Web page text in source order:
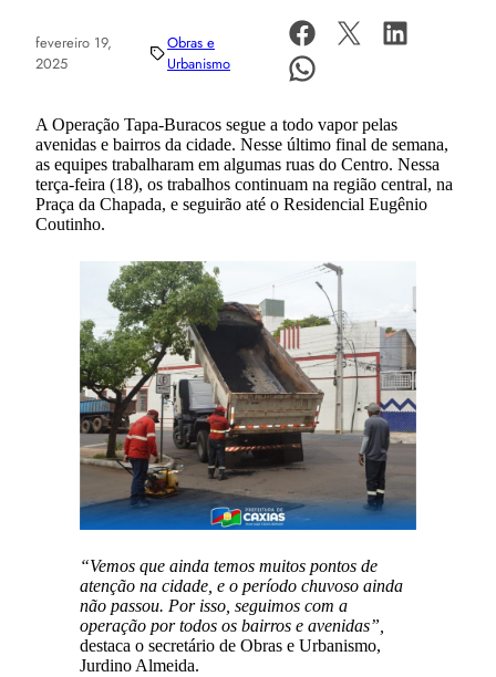
fevereiro 19,
2025
Obras e
Urbanismo
A Operação Tapa-Buracos segue a todo vapor pelas
avenidas e bairros da cidade. Nesse último final de semana,
as equipes trabalharam em algumas ruas do Centro. Nessa
terça-feira (18), os trabalhos continuam na região central, na
Praça da Chapada, e seguirão até o Residencial Eugênio
Coutinho.
“Vemos que ainda temos muitos pontos de
atenção na cidade, e o período chuvoso ainda
não passou. Por isso, seguimos com a
operação por todos os bairros e avenidas”,
destaca o secretário de Obras e Urbanismo,
Jurdino Almeida.